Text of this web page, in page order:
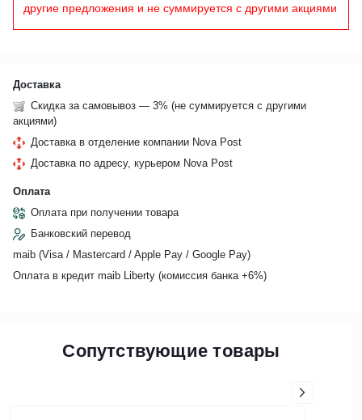
другие предложения и не суммируется с другими акциями
Доставка
Скидка за самовывоз — 3% (не суммируется с другими
акциями)
Доставка в отделение компании Nova Post
Доставка по адресу, курьером Nova Post
Оплата
Оплата при получении товара
Банковский перевод
maib (Visa / Mastercard / Apple Pay / Google Pay)
Оплата в кредит maib Liberty (комиссия банкa +6%)
Сопутствующие товары